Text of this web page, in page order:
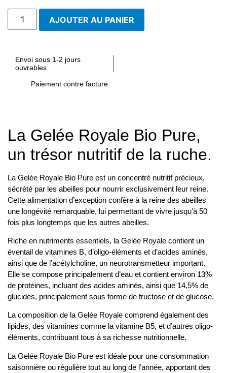
quantité
Gelée
AJOUTER AU PANIER
Envoi sous 1-2 jours
ouvrables
Paiement contre facture
La Gelée Royale Bio Pure,
un trésor nutritif de la ruche.
La Gelée Royale Bio Pure est un concentré nutritif précieux,
sécrété par les abeilles pour nourrir exclusivement leur reine.
Cette alimentation d’exception confère à la reine des abeilles
une longévité remarquable, lui permettant de vivre jusqu’à 50
fois plus longtemps que les autres abeilles.
Riche en nutriments essentiels, la Gelée Royale contient un
éventail de vitamines B, d’oligo-éléments et d’acides aminés,
ainsi que de l’acétylcholine, un neurotransmetteur important.
Elle se compose principalement d’eau et contient environ 13%
de protéines, incluant des acides aminés, ainsi que 14,5% de
glucides, principalement sous forme de fructose et de glucose.
La composition de la Gelée Royale comprend également des
lipides, des vitamines comme la vitamine B5, et d’autres oligo-
éléments, contribuant tous à sa richesse nutritionnelle.
La Gelée Royale Bio Pure est idéale pour une consommation
saisonnière ou régulière tout au long de l’année, apportant des